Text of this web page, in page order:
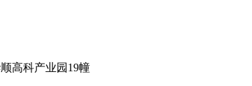
高科产业园19幢